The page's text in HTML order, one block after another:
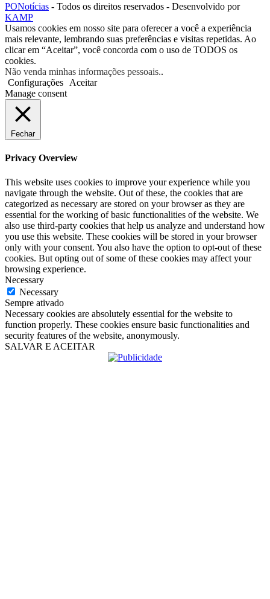
PONotícias - Todos os direitos reservados - Desenvolvido por
KAMP
Usamos cookies em nosso site para oferecer a você a experiência
mais relevante, lembrando suas preferências e visitas repetidas. Ao
clicar em “Aceitar”, você concorda com o uso de TODOS os
cookies.
Não venda minhas informações pessoais..
Configurações
Aceitar
Manage consent
Fechar
Privacy Overview
This website uses cookies to improve your experience while you
navigate through the website. Out of these, the cookies that are
categorized as necessary are stored on your browser as they are
essential for the working of basic functionalities of the website. We
also use third-party cookies that help us analyze and understand how
you use this website. These cookies will be stored in your browser
only with your consent. You also have the option to opt-out of these
cookies. But opting out of some of these cookies may affect your
browsing experience.
Necessary
Necessary
Sempre ativado
Necessary cookies are absolutely essential for the website to
function properly. These cookies ensure basic functionalities and
security features of the website, anonymously.
SALVAR E ACEITAR